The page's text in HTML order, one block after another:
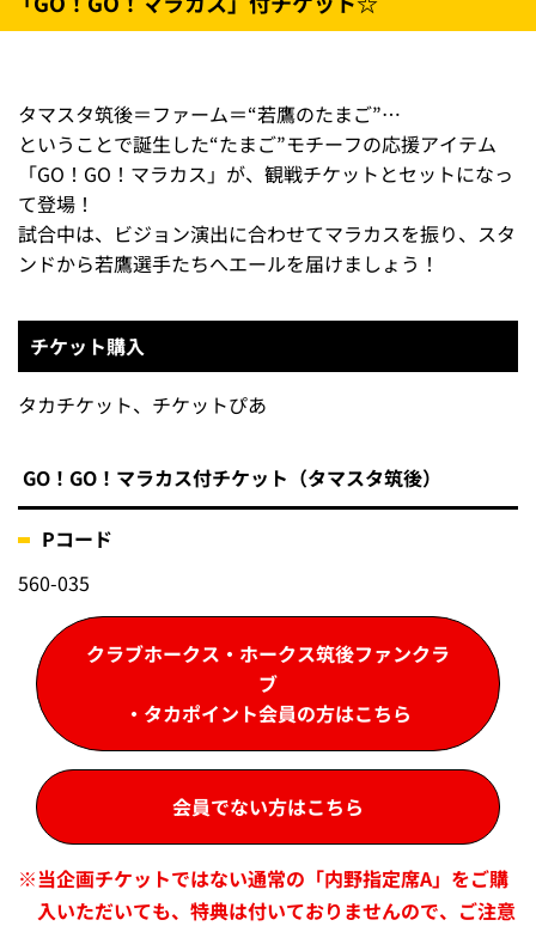
タマスタ筑後＝ファーム＝“若鷹のたまご”…
ということで誕生した“たまご”モチーフの応援アイテム
「GO！GO！マラカス」が、観戦チケットとセットになっ
試合中は、ビジョン演出に合わせてマラカスを振り、スタ
ンドから若鷹選手たちへエールを届けましょう！
チケット購入
タカチケット、チケットぴあ
GO！GO！マラカス付チケット（タマスタ筑後）
Pコード
560-035
クラブホークス・ホークス筑後ファンクラ